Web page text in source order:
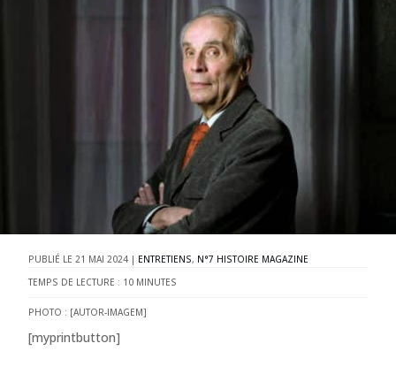
21 MAI 2024 | ENTRETIENS, N°7 HISTOIRE MAGAZINE
TEMPS DE LECTURE : 10 MINUTES
PHOTO : [AUTOR-IMAGEM]
[myprintbutton]